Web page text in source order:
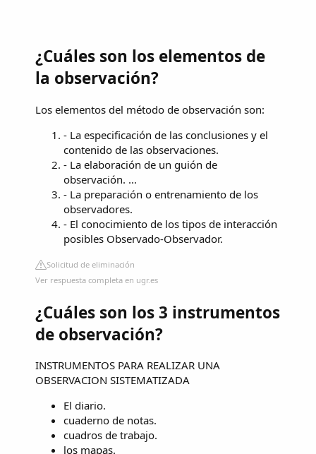
¿Cuáles son los elementos de
la observación?
Los elementos del método de observación son:
- La especificación de las conclusiones y el
contenido de las observaciones.
- La elaboración de un guión de
observación. ...
- La preparación o entrenamiento de los
observadores.
- El conocimiento de los tipos de interacción
posibles Observado-Observador.
Solicitud de eliminación
Ver respuesta completa en ugr.es
¿Cuáles son los 3 instrumentos
de observación?
INSTRUMENTOS PARA REALIZAR UNA
OBSERVACION SISTEMATIZADA
El diario.
cuaderno de notas.
cuadros de trabajo.
los mapas.